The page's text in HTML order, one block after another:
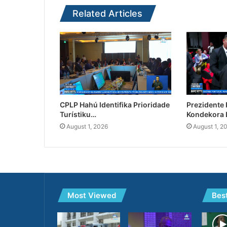
Related Articles
CPLP Hahú Identifika Prioridade
Turístiku…
August 1, 2026
Prezidente
Kondekora
August 1,
Most Viewed